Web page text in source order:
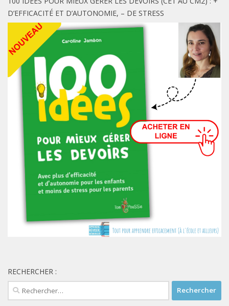
D’EFFICACITÉ ET D’AUTONOMIE, – DE STRESS
RECHERCHER :
Rechercher :